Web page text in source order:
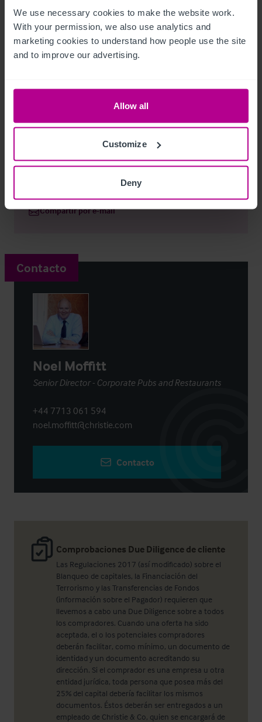
We use necessary cookies to make the website work.
With your permission, we also use analytics and
marketing cookies to understand how people use the site
and to improve our advertising.
Allow all
Customize
Deny
The rateable value is £8,400 from  01 April 2023
Licencias
will be calculated if the property has living accommodation at
90% of the purchase price. It will be at 100% if the property
does not have living accommodation.
Compartir por e-mail
Comprobaciones Due Diligence de cliente
Las Regulaciones 2017 (así modificado) sobre el
Blanqueo de capitales, la Financiación del
Terrorismo y las Transferencias de Fondos
(información sobre el Pagador) requieren que
llevemos a cabo una Due Diligence sobre a todos
los compradores. Cuando una oferta ha sido
aceptada, el o los potenciales compradores
deberán facilitar, como mínimo, un documento de
identidad y un documento acreditando su
dirección. Si el comprador es una empresa u otra
entidad jurídica, toda persona que posea más del
25% del capital debería facilitar los mismos
documentos. Éstos deberán ser entregados a un
empleado de Christie & Co, quien se encargará de
Contacto
Noel Moffitt
Senior Director - Corporate Pubs and Restaurants
+44 7713 061 594
noel.moffitt@christie.com
Contacto